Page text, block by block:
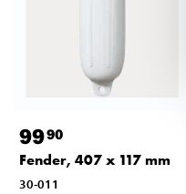
9990
Fender, 407 x 117 mm
30-011